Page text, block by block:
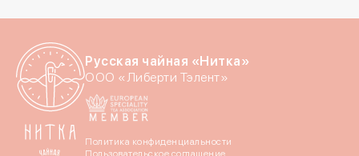
Русская чайная «Нитка»
ООО «Либерти Тэлент»
Политика конфиденциальности
Пользовательское соглашение
Войдите в